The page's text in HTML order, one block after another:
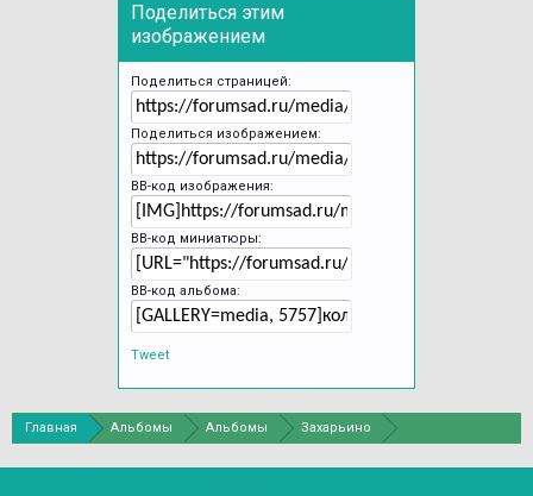
Поделиться этим
изображением
Поделиться страницей:
Поделиться изображением:
BB-код изображения:
BB-код миниатюры:
BB-код альбома:
Tweet
Главная Альбомы Альбомы
Захарьино